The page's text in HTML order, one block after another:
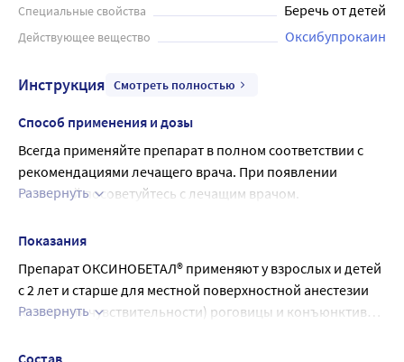
Специальные свойства Беречь от детей
Действующее вещество Оксибупрокаин
Инструкция Смотреть полностью
Способ применения и дозы
Всегда применяйте препарат в полном соответствии с
рекомендациями лечащего врача. При появлении
сомнений посоветуйтесь с лечащим врачом.
• Для проведения обследований (тонометрии,
гониоскопии и других) - по 1-2 капли.
• Перед проведением инъекций под конъюнктиву - по 1
капле 3 раза в течение 5 минут.
• Перед удалением инородных тел - по 1 капле 3 раза в
Развернуть
Показания
Препарат ОКСИНОБЕТАЛ® применяют у взрослых и детей
с 2 лет и старше для местной поверхностной анестезии
(снижения чувствительности) роговицы и конъюнктивы
внутриглазного давления (офтальмотонометрии),
Развернуть
Состав